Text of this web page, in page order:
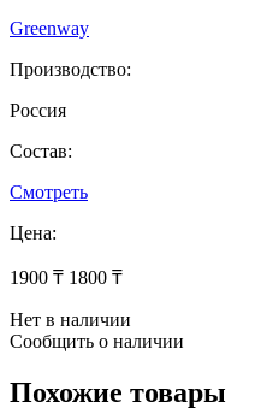
Greenway
Производство:
Россия
Состав:
Смотреть
Цена:
1900 ₸ 1800 ₸
Нет в наличии
Сообщить о наличии
Похожие товары